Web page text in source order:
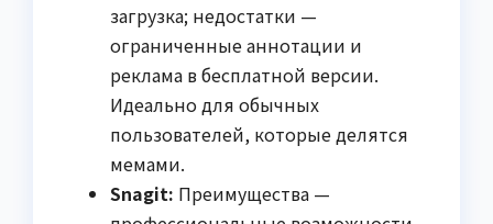
загрузка; недостатки —
ограниченные аннотации и
реклама в бесплатной версии.
Идеально для обычных
пользователей, которые делятся
мемами.
Snagit: Преимущества —